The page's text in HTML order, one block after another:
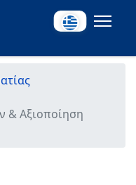
& Αξιοποίηση